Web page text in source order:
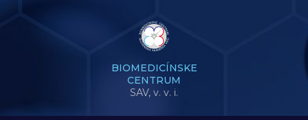
BIOMEDICÍNSKE
CENTRUM
SAV, v. v. i.